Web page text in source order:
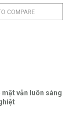
COMPARE
mặt vẫn luôn sáng